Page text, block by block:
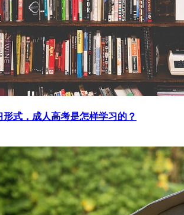
形式，成人高考是怎样学习的？